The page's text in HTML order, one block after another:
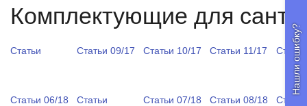
Комплектующие для
Статьи Статьи 09/17 Статьи 10/17 Статьи 11/17
Статьи 06/18
Статьи
Статьи 07/18 Статьи 08/18
Нашли ошибку?